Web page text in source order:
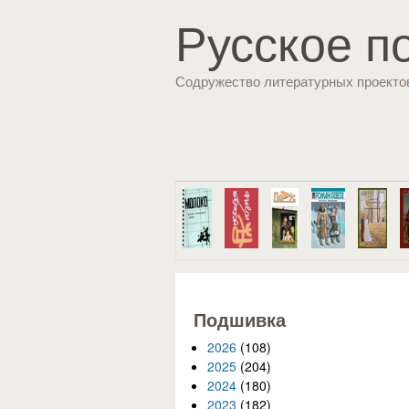
Русское
Содружество литературных
Подшивка
2026 (108)
2025 (204)
2024 (180)
2023 (182)